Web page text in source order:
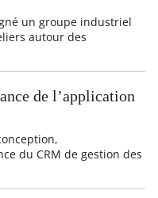
un groupe industriel
autour des
de l’application
du CRM de gestion des